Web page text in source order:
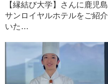
【縁結び大学】さんに鹿児島
サンロイヤルホテルをご紹介
いた…